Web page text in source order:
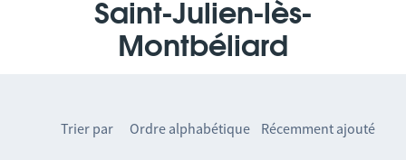
Saint-Julien-lès-
Montbéliard
Trier par Ordre alphabétique Récemment ajouté